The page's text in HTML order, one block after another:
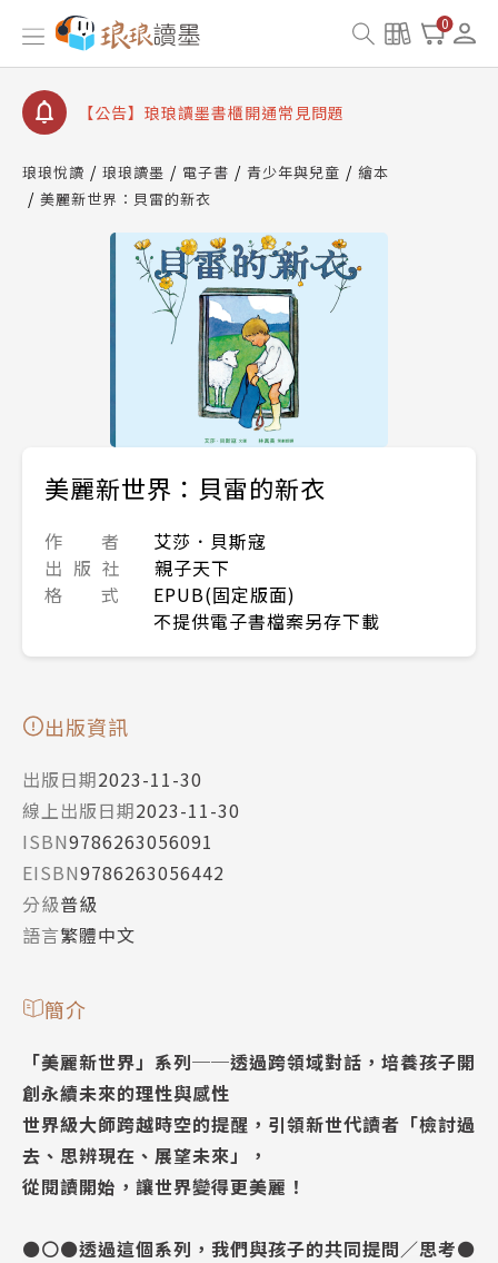
0
【公告】因 Readmoo 讀墨系統維護中，本站同步暫
停部分閱讀服務
【公告】琅琅讀墨數位閱讀資產合併與書櫃開通申請
【公告】琅琅讀墨書櫃開通常見問題
請圖文教學
【公告】琅琅書店服務升級重要說明及資產合併結果
查詢
【公告】因 Readmoo 讀墨系統維護中，本站同步暫
停部分閱讀服務
琅琅悅讀 琅琅讀墨 電子書 青少年與兒童
繪本
美麗新世界：貝雷的新衣
美麗新世界：貝雷的新衣
作 者
艾莎．貝斯寇
出 版 社
親子天下
格 式
EPUB(固定版面)
不提供電子書檔案另存下載
出版資訊
出版日期2023-11-30
線上出版日期2023-11-30
ISBN9786263056091
EISBN9786263056442
分級普級
語言繁體中文
簡介
「美麗新世界」系列──透過跨領域對話，培養孩子開
創永續未來的理性與感性
世界級大師跨越時空的提醒，引領新世代讀者「檢討過
去、思辨現在、展望未來」，
從閱讀開始，讓世界變得更美麗！
⚫⚪⚫透過這個系列，我們與孩子的共同提問／思考⚫